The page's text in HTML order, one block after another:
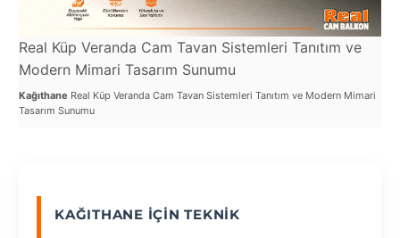
Real Küp Veranda Cam Tavan Sistemleri Tanıtım ve
Modern Mimari Tasarım Sunumu
Kağıthane Real Küp Veranda Cam Tavan Sistemleri Tanıtım ve Modern Mimari
Tasarım Sunumu
KAĞITHANE İÇIN TEKNIK
Tilburg
Van
Yalova
SEÇ